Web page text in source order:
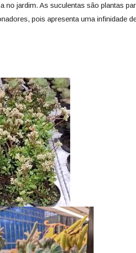
no jardim. As suculentas são plantas
pois apresenta uma infinidade